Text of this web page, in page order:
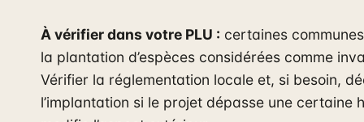
À vérifier dans votre PLU : certaines
la plantation d’espèces considérées comme
Vérifier la réglementation locale et, si besoin,
l’implantation si le projet dépasse une certaine